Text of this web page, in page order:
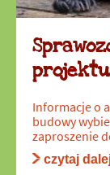
projektu
Informacje o
budowy
zaproszenie
czytaj